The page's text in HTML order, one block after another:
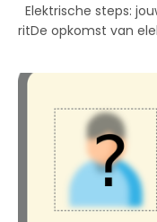
Elektrische steps:
ritDe opkomst van